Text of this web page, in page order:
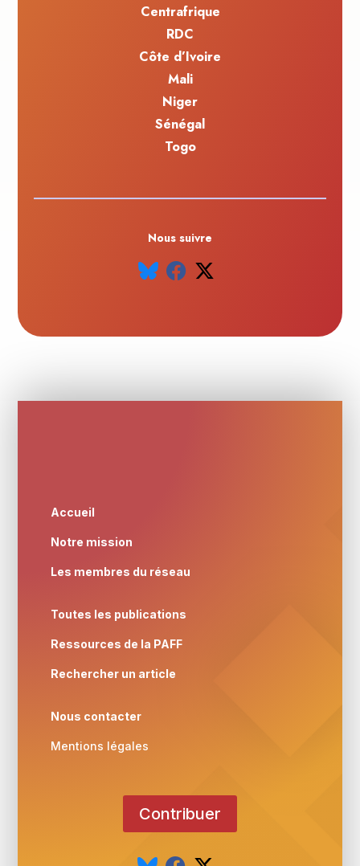
Centrafrique
RDC
Côte d’Ivoire
Mali
Niger
Sénégal
Togo
Nous suivre
Accueil
Notre mission
Les membres du réseau
Toutes les publications
Ressources de la PAFF
Rechercher un article
Nous contacter
Mentions légales
Contribuer